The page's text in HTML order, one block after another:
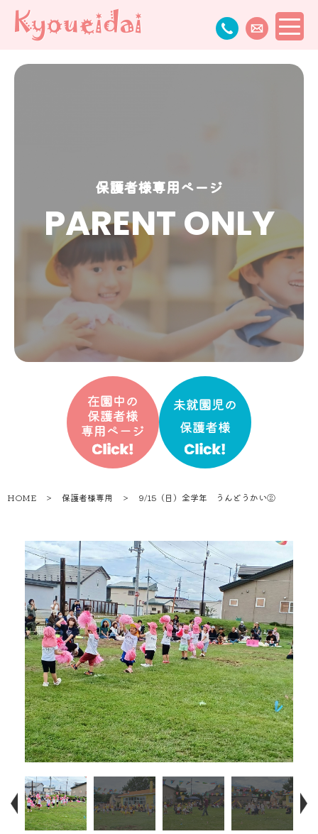
保護者様専用ページ
PARENT ONLY
HOME ＞ 保護者様専用 ＞ 9/15（日）全学年 うんどうかい②